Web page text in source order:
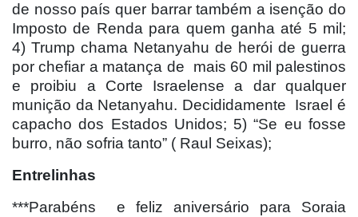
de nosso país quer barrar também a isenção do
Imposto de Renda para quem ganha até 5 mil;
4) Trump chama Netanyahu de herói de guerra
por chefiar a matança de
mais 60 mil palestinos
e proibiu a Corte Israelense a dar qualquer
munição da Netanyahu. Decididamente
Israel é
capacho dos Estados Unidos; 5) “Se eu fosse
burro, não sofria tanto” ( Raul Seixas);
Entrelinhas
***Parabéns
e feliz aniversário para Soraia